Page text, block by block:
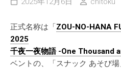
正式名称は「 ZOU-NO-HANA
2025
千夜一夜物語 -One Thousand
ベントの、「スナック あそび